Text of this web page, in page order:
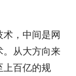
，中间是网
从大方向来
上百亿的规